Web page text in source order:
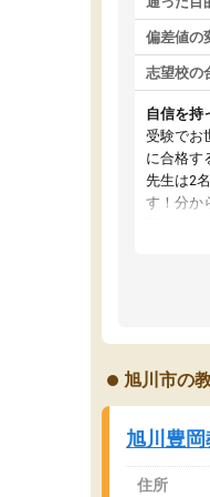
偏差値の
志望校の
自信を持
受験でお
に合格す
先生は2
す！分か
野をし
季節ご
旭川市の
旭川豊
住所